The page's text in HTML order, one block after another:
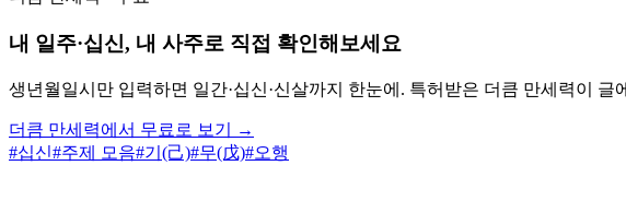
내 일주·십신, 내 사주로 직접 확인해보세요
생년월일시만 입력하면 일간·십신·신살까지 한눈에. 특허받은 더큼 만세력이
더큼 만세력에서 무료로 보기 →
#십신#주제 모음#기(己)#무(戊)#오행